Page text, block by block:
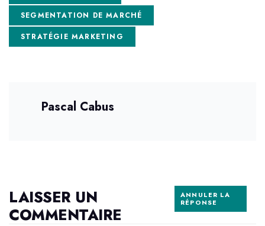
SEGMENTATION DE MARCHÉ
STRATÉGIE MARKETING
Pascal Cabus
LAISSER UN
COMMENTAIRE
ANNULER LA
RÉPONSE